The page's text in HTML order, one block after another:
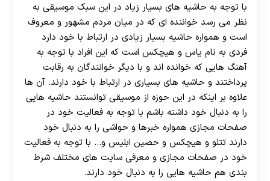
با توجه به حاشیه‌ های بسیار زیاد در این سبک موسیقی به
نظر می‌ رسد خواننده‌ ای که در میان مردم مشهور و معروف
است و همواره حاشیه بسیار زیادی در ارتباط با خود دارد
فردی به نام یاس و هیچکس است که این افراد با توجه به
آهنگ هایی که خوانده اند و با دیگر خوانندگان به رقابت
پرداختند و حاشیه های بسیاری در ارتباط با خود دارند. آن ها
علاوه بر اینکه در این حوزه از موسیقی توانستند حاشیه‌ هایی
را به دنبال خود داشته باشم با توجه به فعالیت خود در
صفحات مجازی همواره خبرها و حواشی را به دنبال خود
دارند تتلو و هیچکس و حصین ابلیس و… با توجه به فعالیت
خود در صفحات مجازی و معرفی سایت های مختلف شرط
بندی هم حاشیه هایی را به دنبال خود دارند.